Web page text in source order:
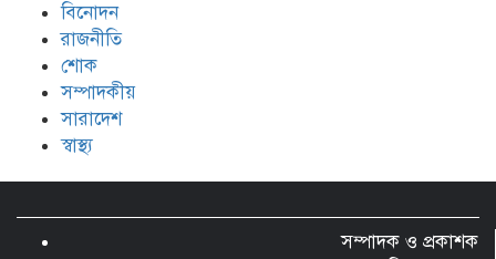
বিনোদন
রাজনীতি
শোক
সম্পাদকীয়
সারাদেশ
স্বাস্থ্য
সম্পাদক ও প্রকাশক